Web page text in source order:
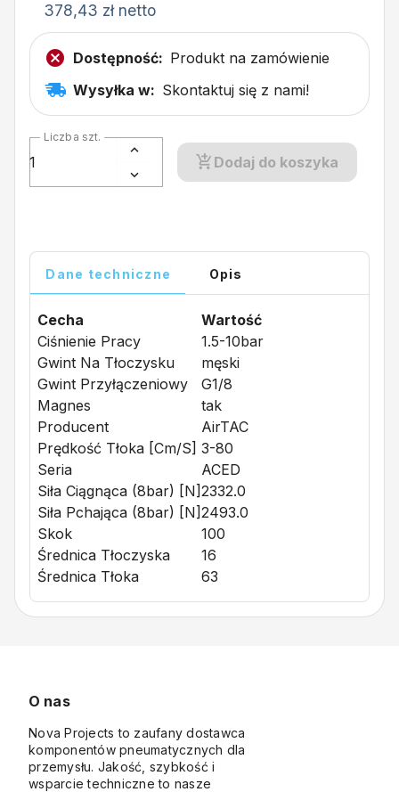
378,43 zł netto
Dostępność: Produkt na zamówienie
Wysyłka w: Skontaktuj się z nami!
Liczba szt.
Dodaj do koszyka
Dane techniczne Opis
Cecha
Wartość
Ciśnienie Pracy
1.5-10bar
Gwint Na Tłoczysku
męski
Gwint Przyłączeniowy
G1/8
Magnes
tak
Producent
AirTAC
Prędkość Tłoka [cm/s] 3-80
Seria
ACED
Siła Ciągnąca (8bar) [N]2332.0
Siła Pchająca (8bar) [N]2493.0
Skok
100
Średnica Tłoczyska
16
Średnica Tłoka
63
O nas
Nova Projects to zaufany dostawca
komponentów pneumatycznych dla
przemysłu. Jakość, szybkość i
wsparcie techniczne to nasze